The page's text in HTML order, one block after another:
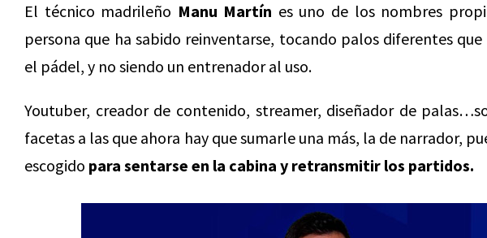
El técnico madrileño Manu Martín es uno de los nombres
persona que ha sabido reinventarse, tocando palos diferentes
el pádel, y no siendo un entrenador al uso.
Youtuber, creador de contenido, streamer, diseñador de
facetas a las que ahora hay que sumarle una más, la de narrador,
escogido para sentarse en la cabina y retransmitir los partidos.